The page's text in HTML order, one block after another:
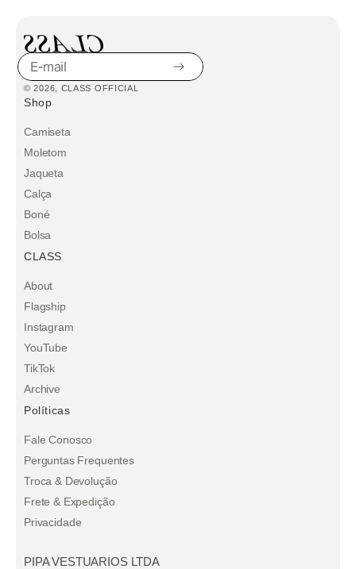
E-
mail
© 2026, CLASS OFFICIAL
Shop
Camiseta
Moletom
Jaqueta
Calça
Boné
Bolsa
CLASS
About
Flagship
Instagram
YouTube
TikTok
Archive
Políticas
Fale Conosco
Perguntas Frequentes
Troca & Devolução
Frete & Expedição
Privacidade
PIPA VESTUARIOS LTDA